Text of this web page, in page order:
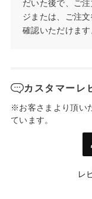
だいた後で、ご
ジまたは、ご注
確認いただけます
カスタマーレ
※お客さまより頂い
ています。
レ